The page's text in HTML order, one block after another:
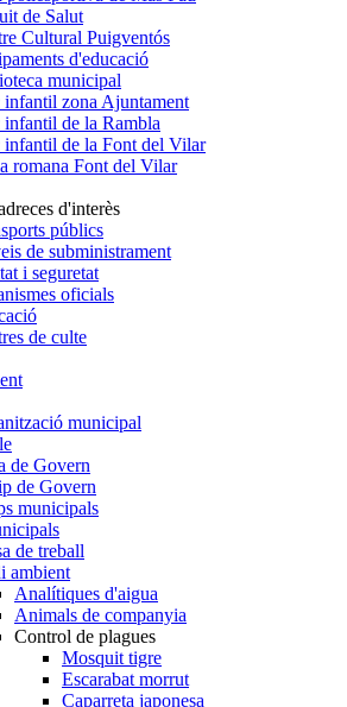
de Salut
Cultural Puigventós
d'educació
municipal
infantil zona Ajuntament
infantil de la Rambla
infantil de la Font del Vilar
romana Font del Vilar
d'interès
públics
de subministrament
i seguretat
oficials
de culte
municipal
de Govern
de Govern
municipals
de treball
ambient
Analítiques d'aigua
Animals de companyia
Control de plagues
Mosquit tigre
Escarabat morrut
Caparreta japonesa